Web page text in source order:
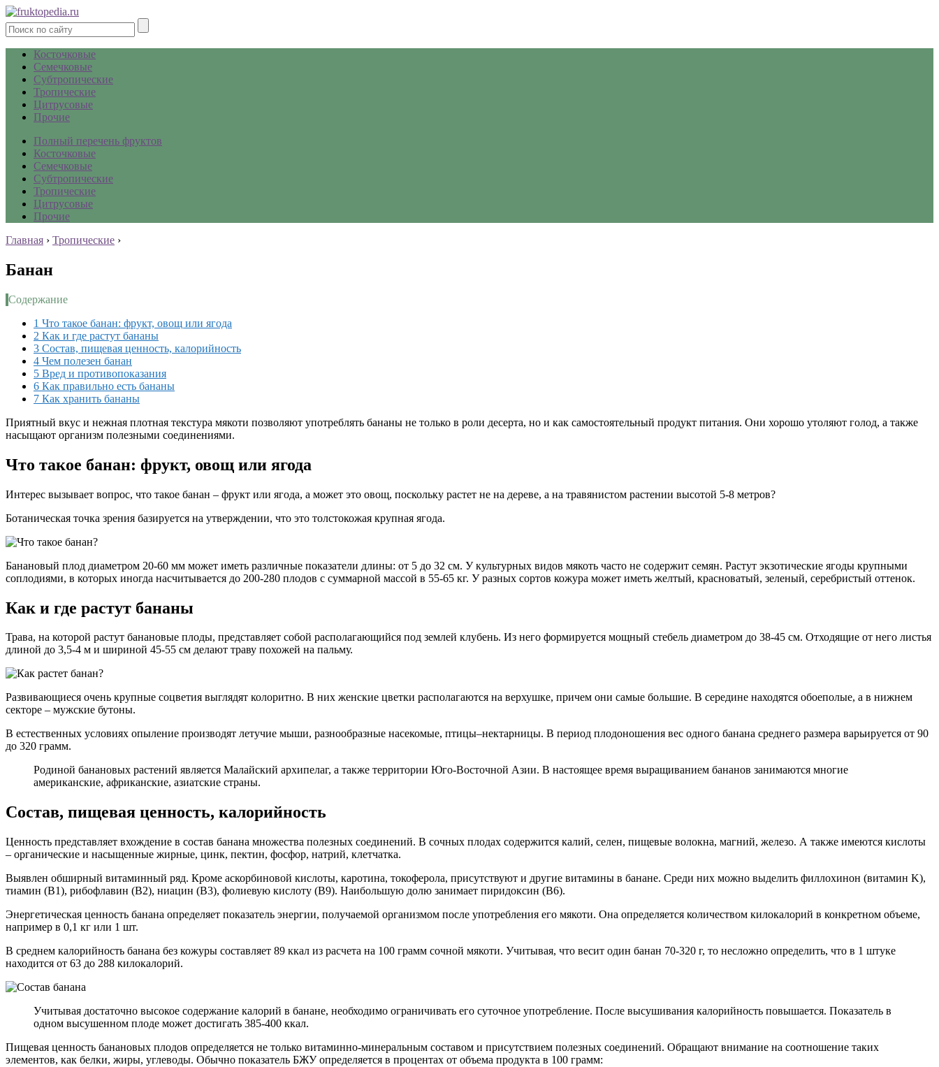
Косточковые
Семечковые
Субтропические
Тропические
Цитрусовые
Прочие
Полный перечень фруктов
Косточковые
Семечковые
Субтропические
Тропические
Цитрусовые
Прочие
Главная › Тропические ›
Банан
Содержание
1 Что такое банан: фрукт, овощ или ягода
2 Как и где растут бананы
3 Состав, пищевая ценность, калорийность
4 Чем полезен банан
5 Вред и противопоказания
6 Как правильно есть бананы
7 Как хранить бананы
Приятный вкус и нежная плотная текстура мякоти позволяют употреблять бананы не только в роли десерта, но и как самостоятельный продукт питания. Они хорошо утоляют голод, а также
насыщают организм полезными соединениями.
Что такое банан: фрукт, овощ или ягода
Интерес вызывает вопрос, что такое банан – фрукт или ягода, а может это овощ, поскольку растет не на дереве, а на травянистом растении высотой 5-8 метров?
Ботаническая точка зрения базируется на утверждении, что это толстокожая крупная ягода.
Банановый плод диаметром 20-60 мм может иметь различные показатели длины: от 5 до 32 см. У культурных видов мякоть часто не содержит семян. Растут экзотические ягоды крупными
соплодиями, в которых иногда насчитывается до 200-280 плодов с суммарной массой в 55-65 кг. У разных сортов кожура может иметь желтый, красноватый, зеленый, серебристый оттенок.
Как и где растут бананы
Трава, на которой растут банановые плоды, представляет собой располагающийся под землей клубень. Из него формируется мощный стебель диаметром до 38-45 см. Отходящие от него листья
длиной до 3,5-4 м и шириной 45-55 см делают траву похожей на пальму.
Развивающиеся очень крупные соцветия выглядят колоритно. В них женские цветки располагаются на верхушке, причем они самые большие. В середине находятся обоеполые, а в нижнем
секторе – мужские бутоны.
В естественных условиях опыление производят летучие мыши, разнообразные насекомые, птицы–нектарницы. В период плодоношения вес одного банана среднего размера варьируется от 90
до 320 грамм.
Родиной банановых растений является Малайский архипелаг, а также территории Юго-Восточной Азии. В настоящее время выращиванием бананов занимаются многие
американские, африканские, азиатские страны.
Состав, пищевая ценность, калорийность
Ценность представляет вхождение в состав банана множества полезных соединений. В сочных плодах содержится калий, селен, пищевые волокна, магний, железо. А также имеются кислоты
– органические и насыщенные жирные, цинк, пектин, фосфор, натрий, клетчатка.
Выявлен обширный витаминный ряд. Кроме аскорбиновой кислоты, каротина, токоферола, присутствуют и другие витамины в банане. Среди них можно выделить филлохинон (витамин K),
тиамин (B1), рибофлавин (B2), ниацин (B3), фолиевую кислоту (B9). Наибольшую долю занимает пиридоксин (B6).
Энергетическая ценность банана определяет показатель энергии, получаемой организмом после употребления его мякоти. Она определяется количеством килокалорий в конкретном объеме,
например в 0,1 кг или 1 шт.
В среднем калорийность банана без кожуры составляет 89 ккал из расчета на 100 грамм сочной мякоти. Учитывая, что весит один банан 70-320 г, то несложно определить, что в 1 штуке
находится от 63 до 288 килокалорий.
Учитывая достаточно высокое содержание калорий в банане, необходимо ограничивать его суточное употребление. После высушивания калорийность повышается. Показатель в
одном высушенном плоде может достигать 385-400 ккал.
Пищевая ценность банановых плодов определяется не только витаминно-минеральным составом и присутствием полезных соединений. Обращают внимание на соотношение таких
элементов, как белки, жиры, углеводы. Обычно показатель БЖУ определяется в процентах от объема продукта в 100 грамм: